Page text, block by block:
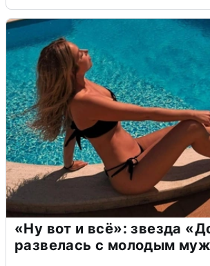
«Ну вот и всё»: звезда
развелась с молодым